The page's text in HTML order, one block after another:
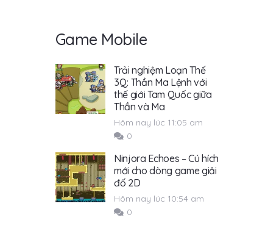
Game Mobile
Trải nghiệm Loạn Thế
3Q: Thần Ma Lệnh với
thế giới Tam Quốc giữa
Thần và Ma
Hôm nay lúc 11:05 am
0
Ninjora Echoes – Cú hích
mới cho dòng game giải
đố 2D
Hôm nay lúc 10:54 am
0